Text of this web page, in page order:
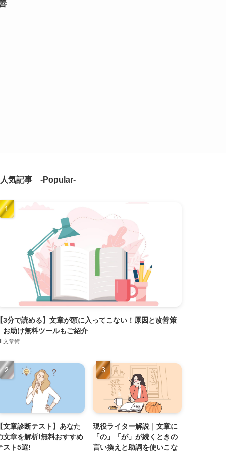
人気記事 -Popular-
3分で読める】文章が頭に入ってこない！原因と改善策
お助け無料ツールもご紹介
文章術
文章診断テスト】あなた
文章を解析!無料おすすめ
スト5選!
現役ライター解説｜文章に
「の」「が」が続くときの
言い換えと助詞を使いこな